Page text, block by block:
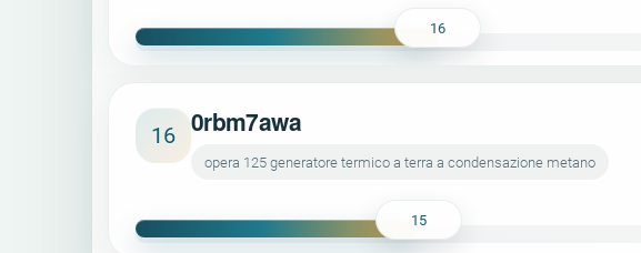
16
16 0rbm7awa
opera 125 generatore termico a terra a condensazione metano
15